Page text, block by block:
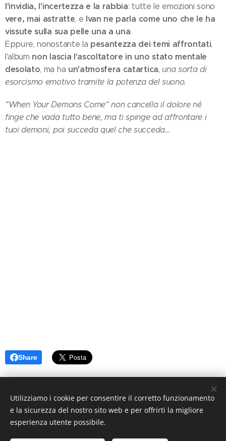
l'invidia, l'incertezza e la rabbia: tutte le emozioni sono
vere, mai astratte, e Ivan ne parla come uno che le ha
vissute sulla sua pelle una a una.
Eppure, nonostante la pesantezza dei temi affrontati,
l'album non lascia l'ascoltatore in uno stato mentale
desolato, ma ha un'atmosfera catartica, una sorta di
esorcismo emotivo tramite la potenza del suono.
"When Your Demons Come" non cancella il dolore né
finge che vada tutto bene, ma ti spinge ad affrontare i
tuoi demoni, poi succeda quel che succeda…
Share
© 2019 www.artistionline.tv
Email: info@artistionline.tv Tel.3925001708 P.IVA 02838250351
Utilizziamo i cookie per consentire il corretto funzionamento
e la sicurezza del nostro sito web e per offrirti la migliore
esperienza utente possibile.